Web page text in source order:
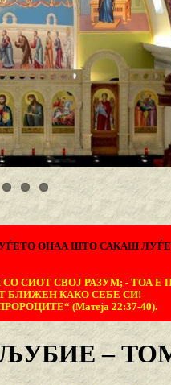
ОНАА ШТО САКАШ
СИОТ СВОЈ РАЗУМ; - ТОА Е
БЛИЖЕН КАКО СЕБЕ СИ!
(Матеја 22:37-40).
–